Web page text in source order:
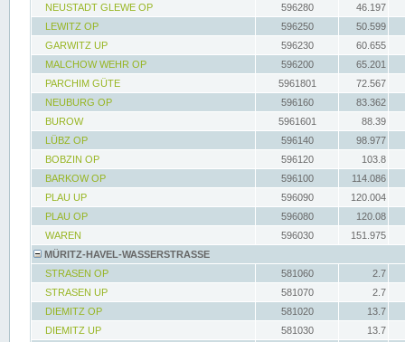
NEUSTADT GLEWE OP
596280
46.197
LEWITZ OP
596250
50.599
GARWITZ UP
596230
60.655
MALCHOW WEHR OP
596200
65.201
PARCHIM GÜTE
5961801
72.567
NEUBURG OP
596160
83.362
BUROW
5961601
88.39
LÜBZ OP
596140
98.977
BOBZIN OP
596120
103.8
BARKOW OP
596100
114.086
PLAU UP
596090
120.004
PLAU OP
596080
120.08
WAREN
596030
151.975
MÜRITZ-HAVEL-WASSERSTRASSE
STRASEN OP
581060
2.7
STRASEN UP
581070
2.7
DIEMITZ OP
581020
13.7
DIEMITZ UP
581030
13.7